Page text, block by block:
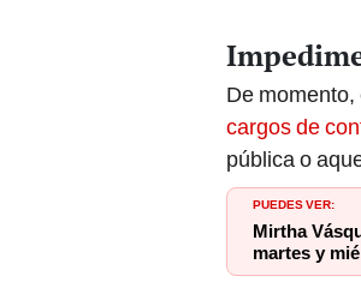
De
cargos de
pública o
PUEDES VER:
Mirtha
martes y